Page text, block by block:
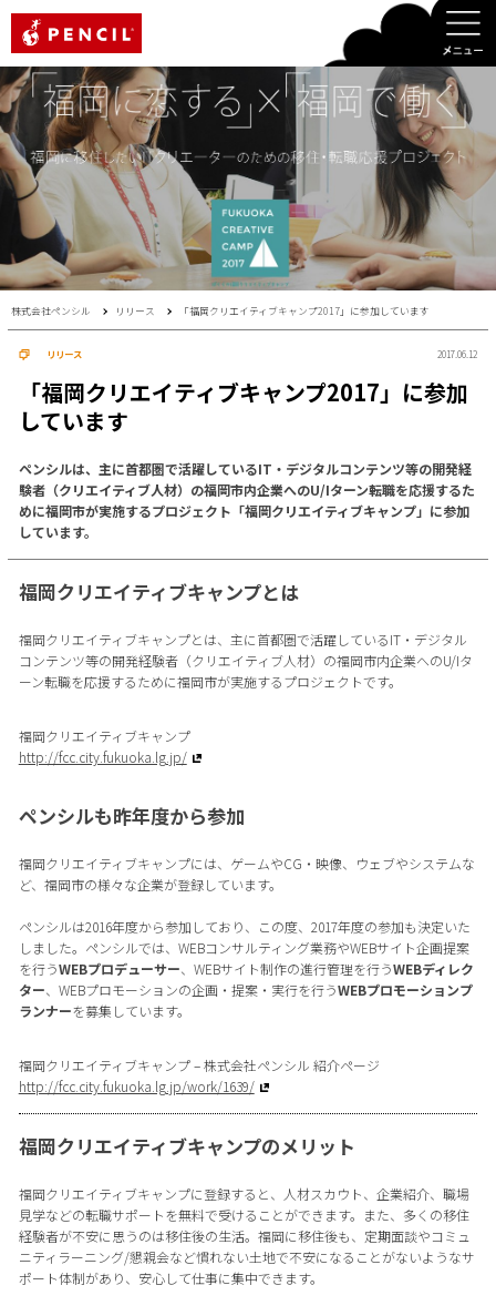
株式会社ペンシル リリース 「福岡クリエイティブキャンプ2017」に参加しています
リリース 2017.06.12
「福岡クリエイティブキャンプ2017」に参加
しています
ペンシルは、主に首都圏で活躍しているIT・デジタルコンテンツ等の開発経
験者（クリエイティブ人材）の福岡市内企業へのU/Iターン転職を応援するた
めに福岡市が実施するプロジェクト「福岡クリエイティブキャンプ」に参加
しています。
福岡クリエイティブキャンプとは
福岡クリエイティブキャンプとは、主に首都圏で活躍しているIT・デジタル
コンテンツ等の開発経験者（クリエイティブ人材）の福岡市内企業へのU/Iタ
ーン転職を応援するために福岡市が実施するプロジェクトです。
福岡クリエイティブキャンプ
http://fcc.city.fukuoka.lg.jp/
ペンシルも昨年度から参加
福岡クリエイティブキャンプには、ゲームやCG・映像、ウェブやシステムな
ど、福岡市の様々な企業が登録しています。
ペンシルは2016年度から参加しており、この度、2017年度の参加も決定いた
しました。ペンシルでは、WEBコンサルティング業務やWEBサイト企画提案
を行うWEBプロデューサー、WEBサイト制作の進行管理を行うWEBディレク
ター、WEBプロモーションの企画・提案・実行を行うWEBプロモーションプ
ランナーを募集しています。
福岡クリエイティブキャンプ – 株式会社ペンシル 紹介ページ
http://fcc.city.fukuoka.lg.jp/work/1639/
福岡クリエイティブキャンプのメリット
福岡クリエイティブキャンプに登録すると、人材スカウト、企業紹介、職場
見学などの転職サポートを無料で受けることができます。また、多くの移住
経験者が不安に思うのは移住後の生活。福岡に移住後も、定期面談やコミュ
ニティラーニング/懇親会など慣れない土地で不安になることがないようなサ
ポート体制があり、安心して仕事に集中できます。